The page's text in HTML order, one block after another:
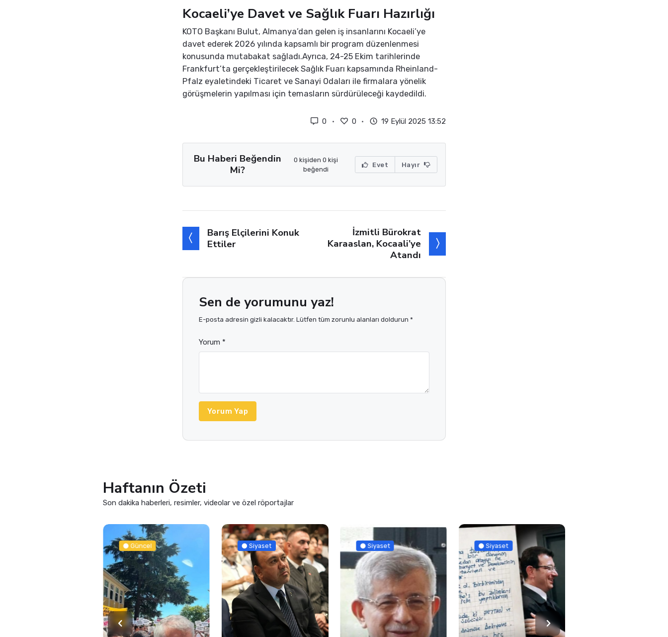
Kocaeli’ye Davet ve Sağlık Fuarı Hazırlığı
KOTO Başkanı Bulut, Almanya’dan gelen iş insanlarını Kocaeli’ye
davet ederek 2026 yılında kapsamlı bir program düzenlenmesi
konusunda mutabakat sağladı.Ayrıca, 24-25 Ekim tarihlerinde
Frankfurt’ta gerçekleştirilecek Sağlık Fuarı kapsamında Rheinland-
Pfalz eyaletindeki Ticaret ve Sanayi Odaları ile firmalara yönelik
görüşmelerin yapılması için temasların sürdürüleceği kaydedildi.
0 0 19 Eylül 2025 13:52
Bu Haberi Beğendin
Mi?
0 kişiden 0 kişi
beğendi
Evet Hayır
Barış Elçilerini Konuk
Ettiler
İzmitli Bürokrat
Karaaslan, Kocaali’ye
Atandı
Sen de yorumunu yaz!
E-posta adresin gizli kalacaktır. Lütfen tüm zorunlu alanları doldurun *
Yorum *
Yorum Yap
Haftanın Özeti
Son dakika haberleri, resimler, videolar ve özel röportajlar
Güncel Siyaset Siyaset Siyaset